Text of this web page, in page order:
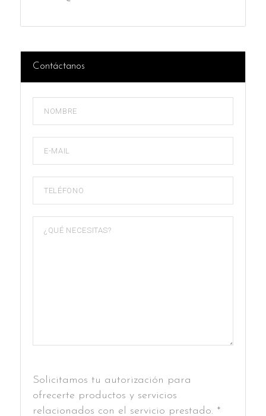
Contáctanos
Solicitamos tu autorización para
ofrecerte productos y servicios
relacionados con el servicio prestado. *